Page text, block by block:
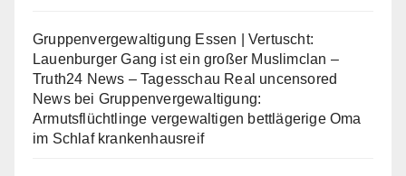
Gruppenvergewaltigung Essen | Vertuscht:
Lauenburger Gang ist ein großer Muslimclan –
Truth24 News – Tagesschau Real uncensored
Newsbei Gruppenvergewaltigung:
Armutsflüchtlinge vergewaltigen bettlägerige Oma
im Schlaf krankenhausreif